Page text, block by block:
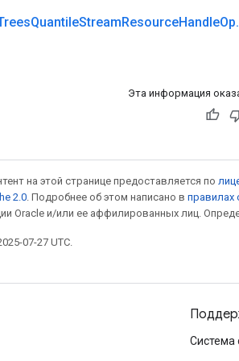
QuantileStreamResourceHandleOp.
Эта информация
на этой странице предоставляется по
2.0 . Подробнее об этом написано в правилах
Oracle и/или ее аффилированных лиц.
07-27 UTC.
Система